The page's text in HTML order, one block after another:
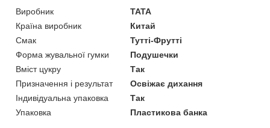
Виробник
TATA
Країна виробник
Китай
Смак
Тутті-Фрутті
Форма жувальної гумки
Подушечки
Вміст цукру
Так
Призначення і результат
Освіжає дихання
Індивідуальна упаковка
Так
Упаковка
Пластикова банка